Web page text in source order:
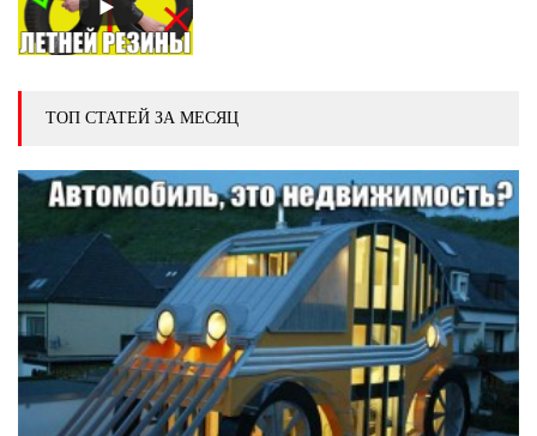
ТОП СТАТЕЙ ЗА МЕСЯЦ